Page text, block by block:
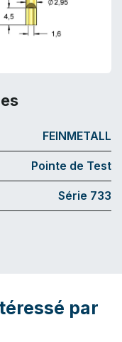
FEINMETALL
Pointe de Test
Série 733
par